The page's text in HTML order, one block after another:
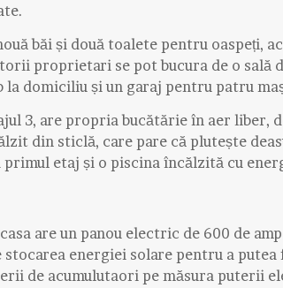
băi și două toalete pentru oaspeți,
proprietari se pot bucura de o sală
la domiciliu și un garaj pentru patru
3, are propria bucătărie în aer liber,
din sticlă, care pare că plutește
primul etaj și o piscina încălzită cu
are un panou electric de 600 de
stocarea energiei solare pentru a
de acumulutaori pe măsura puterii